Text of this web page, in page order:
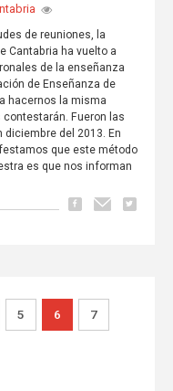
de reuniones, la
Cantabria ha vuelto a
de la enseñanza
de Enseñanza de
hacernos la misma
Fueron las
del 2013. En
que este método
es que nos informan
5 6 7